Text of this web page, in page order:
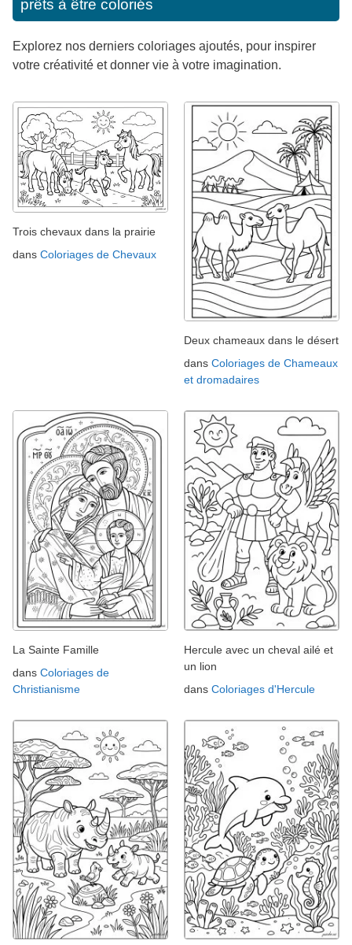
prêts à être coloriés
Explorez nos derniers coloriages ajoutés, pour inspirer
votre créativité et donner vie à votre imagination.
Trois chevaux dans la prairie
dans Coloriages de Chevaux
Deux chameaux dans le désert
dans Coloriages de Chameaux
et dromadaires
La Sainte Famille
dans Coloriages de
Christianisme
Hercule avec un cheval ailé et
un lion
dans Coloriages d'Hercule